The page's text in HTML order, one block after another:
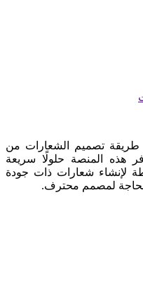
طريقة تصميم الشعارات من
هذه المنصة حلولًا سريعة
لإنشاء شعارات ذات جودة
الحاجة لمصمم محترف.